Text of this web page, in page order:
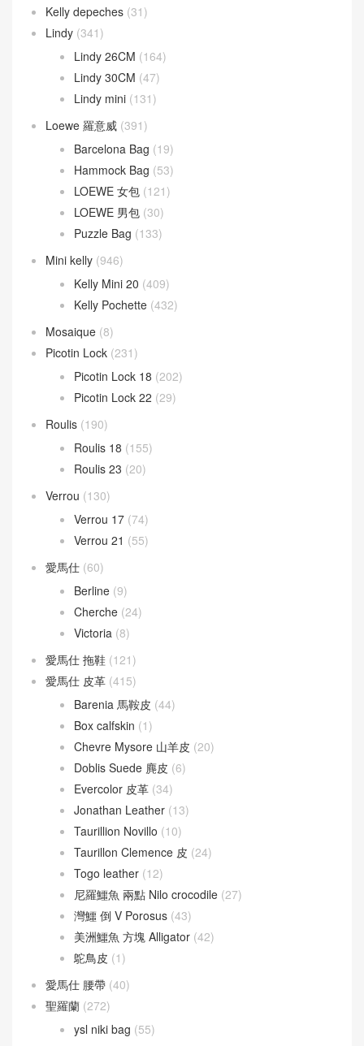
Kelly depeches (31)
Lindy (341)
Lindy 26CM (164)
Lindy 30CM (47)
Lindy mini (131)
Loewe 羅意威 (391)
Barcelona Bag (19)
Hammock Bag (53)
LOEWE 女包 (121)
LOEWE 男包 (30)
Puzzle Bag (133)
Mini kelly (946)
Kelly Mini 20 (409)
Kelly Pochette (432)
Mosaique (8)
Picotin Lock (231)
Picotin Lock 18 (202)
Picotin Lock 22 (29)
Roulis (190)
Roulis 18 (155)
Roulis 23 (20)
Verrou (130)
Verrou 17 (74)
Verrou 21 (55)
愛馬仕 (60)
Berline (9)
Cherche (24)
Victoria (8)
愛馬仕 拖鞋 (121)
愛馬仕 皮革 (415)
Barenia 馬鞍皮 (44)
Box calfskin (1)
Chevre Mysore 山羊皮 (20)
Doblis Suede 麂皮 (6)
Evercolor 皮革 (34)
Jonathan Leather (13)
Taurillion Novillo (10)
Taurillon Clemence 皮 (24)
Togo leather (12)
尼羅鱷魚 兩點 Nilo crocodile (27)
灣鱷 倒 V Porosus (43)
美洲鱷魚 方塊 Alligator (42)
鴕鳥皮 (1)
愛馬仕 腰帶 (40)
聖羅蘭 (272)
ysl niki bag (55)